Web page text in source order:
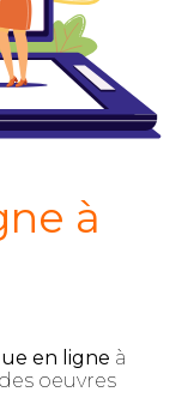
à
en ligne à
oeuvres